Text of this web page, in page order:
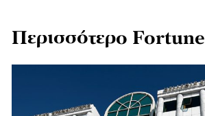
Περισσότερο Fortune